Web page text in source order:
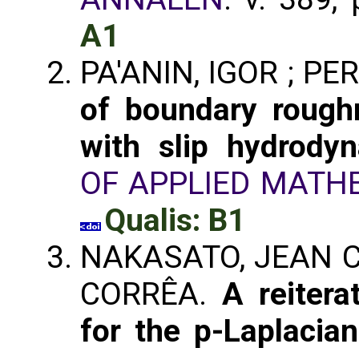
A1
PA'ANIN, IGOR ;
of boundary
with slip
OF APPLIED
Qualis: B1
NAKASATO, JEAN
CORRÊA. A
for the p-